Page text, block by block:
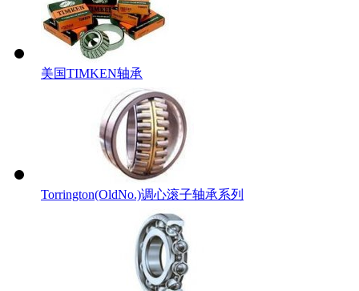
美国TIMKEN轴承
Torrington(OldNo.)调心滚子轴承系列